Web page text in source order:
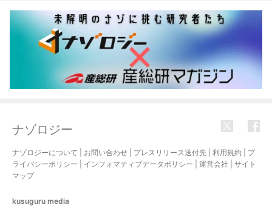
ナゾロジー
ナゾロジーについて お問い合わせ プレスリリース送付先 利用規約
プ
ライバシーポリシー
インフォマティブデータポリシー 運営会社
サイト
マップ
kusuguru media